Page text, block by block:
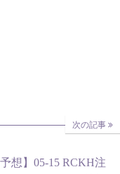
次の記事
予想】05-15 RCKH注